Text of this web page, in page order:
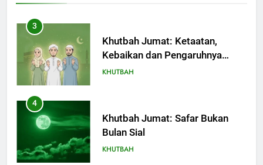
3
Khutbah Jumat: Ketaatan,
Kebaikan dan Pengaruhnya
dalam Jiwa Manusia
KHUTBAH
4
Khutbah Jumat: Safar Bukan
Bulan Sial
KHUTBAH